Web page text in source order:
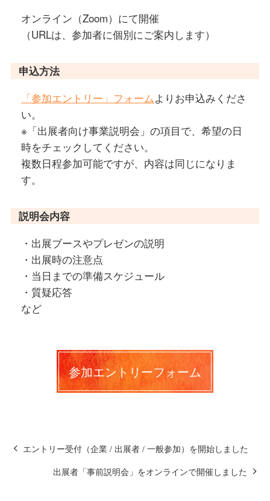
オンライン（Zoom）にて開催
（URLは、参加者に個別にご案内します）
申込方法
「参加エントリー」フォームよりお申込みくださ
い。
※「出展者向け事業説明会」の項目で、希望の日
時をチェックしてください。
複数日程参加可能ですが、内容は同じになりま
す。
説明会内容
・出展ブースやプレゼンの説明
・出展時の注意点
・当日までの準備スケジュール
・質疑応答
など
参加エントリーフォーム
エントリー受付（企業 / 出展者 / 一般参加）を開始しました
出展者「事前説明会」をオンラインで開催しました